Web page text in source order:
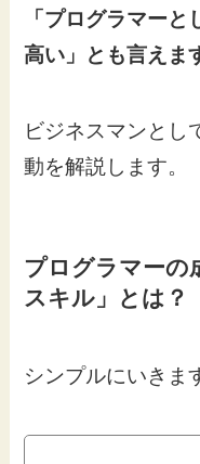
「プログラマー
高い」とも言えま
ビジネスマンとし
動を解説します。
プログラマーの
スキル」とは？
シンプルにいきま